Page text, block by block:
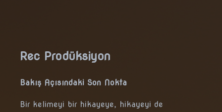
Rec Prodüksiyon
Bakış Açısındaki Son Nokta
Bir kelimeyi bir hikayeye, hikayeyi de